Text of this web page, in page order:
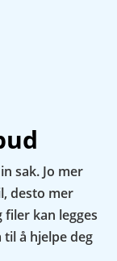
sak. Jo mer
desto mer
kan legges
å hjelpe deg